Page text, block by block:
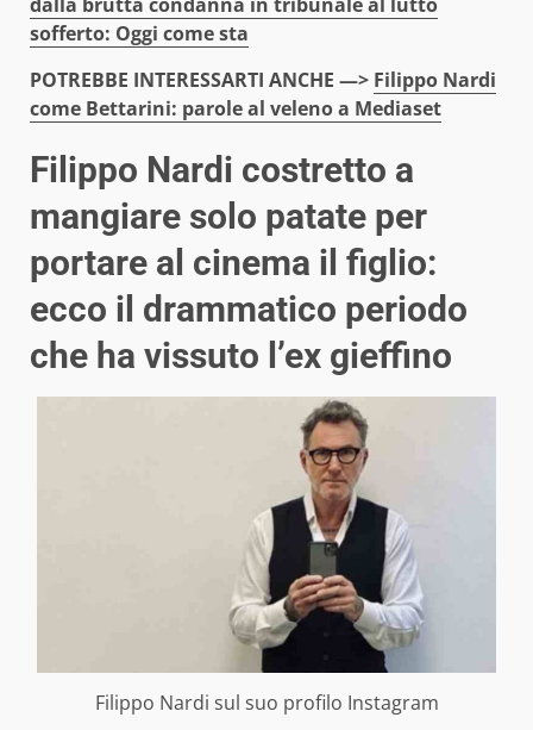
sofferto: Oggi come sta
POTREBBE INTERESSARTI ANCHE —> Filippo Nardi
come Bettarini: parole al veleno a Mediaset
Filippo Nardi costretto a
mangiare solo patate per
portare al cinema il figlio:
ecco il drammatico periodo
che ha vissuto l’ex gieffino
Filippo Nardi sul suo profilo Instagram